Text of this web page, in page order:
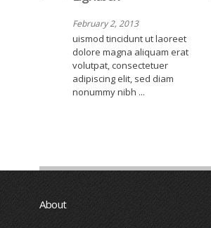
February 2, 2013
uismod tincidunt ut laoreet
dolore magna aliquam erat
volutpat, consectetuer
adipiscing elit, sed diam
nonummy nibh ...
About